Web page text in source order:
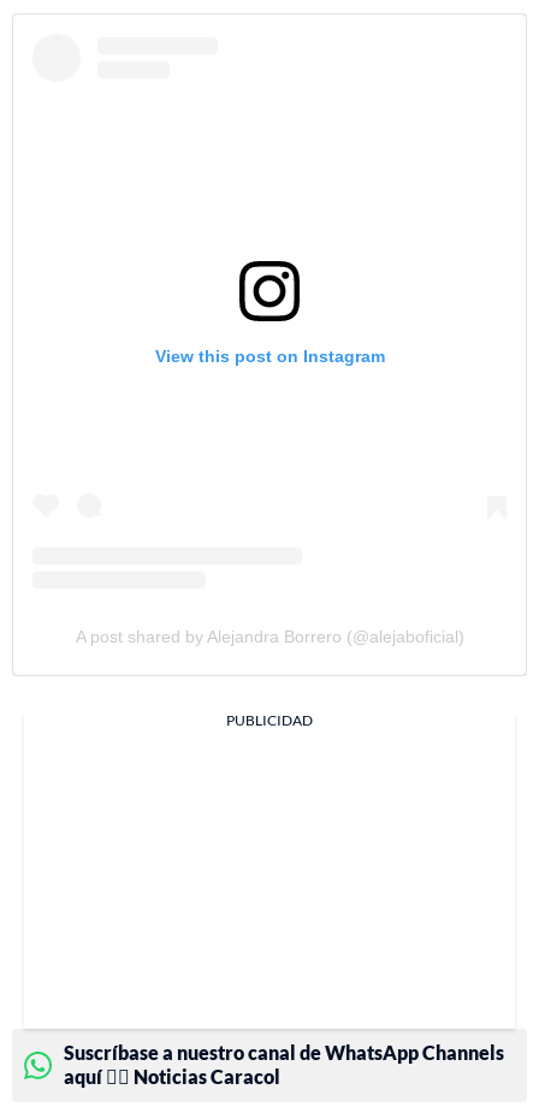
View this post on Instagram
A post shared by Alejandra Borrero (@alejaboficial)
PUBLICIDAD
Suscríbase a nuestro canal de WhatsApp Channels
aquí 👉🏻 Noticias Caracol